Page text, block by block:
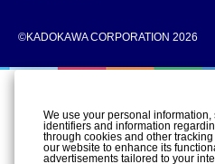
©KADOKAWA CORPORATION 2026
We use your personal
identifiers and information
through cookies and other
our website to enhance its
advertisements tailored to your